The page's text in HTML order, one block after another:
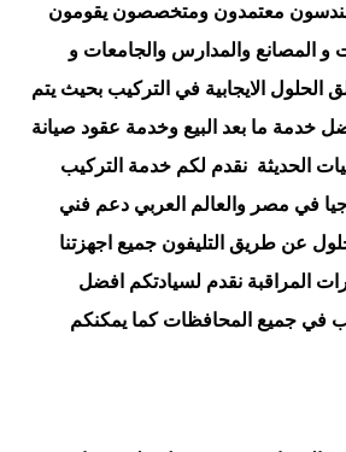
مهندسون معتمدون ومتخصصون يقومون
و المصانع والمدارس والجامعات و
الحلول الايجابية في التركيب بحيث يتم
خدمة ما بعد البيع وخدمة عقود صيانة
الحديثة نقدم لكم خدمة التركيب
في مصر والعالم العربي دعم فني
عن طريق التليفون جميع اجهزتنا
المراقبة نقدم لسيادتكم افضل
في جميع المحافظات كما يمكنكم